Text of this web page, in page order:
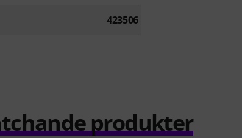
423506
produkter